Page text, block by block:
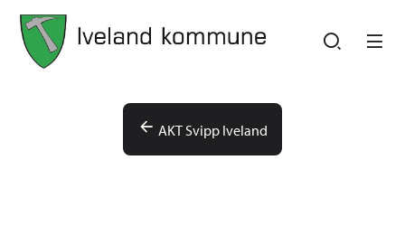
Iveland kommune
AKT Svipp Iveland